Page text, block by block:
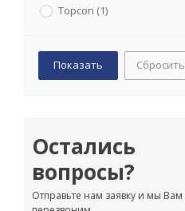
Topcon (1)
Сбросить
Остались
вопросы?
Отправьте нам заявку и мы Вам